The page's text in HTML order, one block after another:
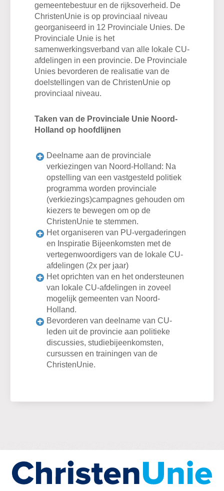
gemeentebestuur en de rijksoverheid. De
ChristenUnie is op provinciaal niveau
georganiseerd in 12 Provinciale Unies. De
Provinciale Unie is het
samenwerkingsverband van alle lokale CU-
afdelingen in een provincie. De Provinciale
Unies bevorderen de realisatie van de
doelstellingen van de ChristenUnie op
provinciaal niveau.
Taken van de Provinciale Unie Noord-
Holland op hoofdlijnen
Deelname aan de provinciale
verkiezingen van Noord-Holland: Na
opstelling van een vastgesteld politiek
programma worden provinciale
(verkiezings)campagnes gehouden om
kiezers te bewegen om op de
ChristenUnie te stemmen.
Het organiseren van PU-vergaderingen
en Inspiratie Bijeenkomsten met de
vertegenwoordigers van de lokale CU-
afdelingen (2x per jaar)
Het oprichten van en het ondersteunen
van lokale CU-afdelingen in zoveel
mogelijk gemeenten van Noord-
Holland.
Bevorderen van deelname van CU-
leden uit de provincie aan politieke
discussies, studiebijeenkomsten,
cursussen en trainingen van de
ChristenUnie.
Home